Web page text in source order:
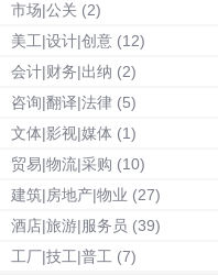
市场|公关 (2)
美工|设计|创意 (12)
会计|财务|出纳 (2)
咨询|翻译|法律 (5)
文体|影视|媒体 (1)
贸易|物流|采购 (10)
建筑|房地产|物业 (27)
酒店|旅游|服务员 (39)
工厂|技工|普工 (7)